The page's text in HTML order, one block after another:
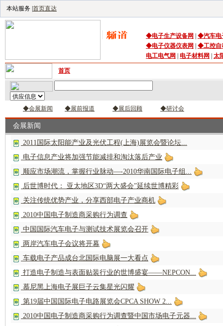
本站服务 | 首页直达
◆电子生产设备网 ◆汽车电
◆电子仪器仪表网 ◆工控自
电工电气网
电子材料网 太
首页
◆会展新闻 ◆展前报道 ◆展后回顾 ◆研讨会
会展新闻
2011国际太阳能产业及光伏工程(上海)展览会暨论坛...
电子信息产业将加强节能减排和淘汰落后产业
顺应市场潮流，掌握行业脉动—-2010华南国际电子组...
后世博时代： 亚太地区3D“两大盛会”延续世博精彩
关注传统优势产业，分享西部电子产业商机
2010中国电子制造商采购行为调查
中国国际汽车电子与测试技术展览会召开
两岸汽车电子会议将开幕
车载电子产品成台北国际电脑展一大看点
打造电子制造与表面贴装行业的世博盛宴——NEPCON...
慕尼黑上海电子展巨子云集星光闪耀
第19届中国国际电子电路展览会CPCA SHOW 2...
2010中国电子制造商采购行为调查暨中国市场电子元器...